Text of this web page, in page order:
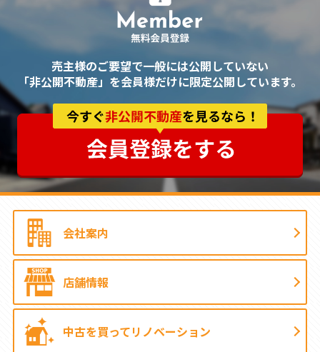
売主様のご要望で一般には公開していない
「非公開不動産」を会員様だけに限定公開しています。
会社案内
店舗情報
中古を買ってリノベーション